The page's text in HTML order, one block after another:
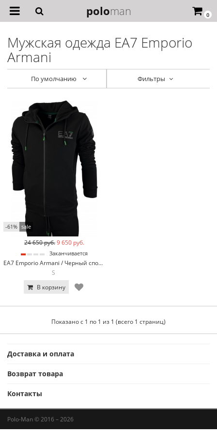
0
poloman
Мужская одежда EA7 Emporio
Armani
По умолчанию Фильтры
-61% sale
24 650 руб.9 650 руб.
Заканчивается
EA7 Emporio Armani / Черный спортивный костюм Emporio Armani EA7 2408-1
S
В корзину
Показано с 1 по 1 из 1 (всего 1 страниц)
Доставка и оплата
Возврат товара
Контакты
Polo-Man © 2016 – 2026